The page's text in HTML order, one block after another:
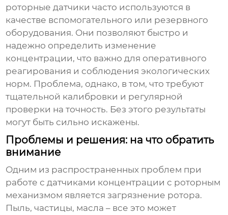
роторные датчики часто используются в
качестве вспомогательного или резервного
оборудования. Они позволяют быстро и
надежно определить изменение
концентрации, что важно для оперативного
реагирования и соблюдения экологических
норм. Проблема, однако, в том, что требуют
тщательной калибровки и регулярной
проверки на точность. Без этого результаты
могут быть сильно искажены.
Проблемы и решения: на что обратить
внимание
Одним из распространенных проблем при
работе с датчиками концентрации с роторным
механизмом является загрязнение ротора.
Пыль, частицы, масла – все это может